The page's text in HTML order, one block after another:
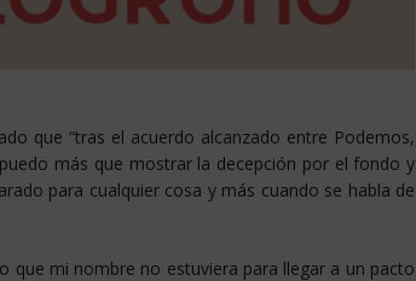
que “tras el acuerdo alcanzado entre Podemos,
más que mostrar la decepción por el fondo y
para cualquier cosa y más cuando se habla de
que mi nombre no estuviera para llegar a un pacto